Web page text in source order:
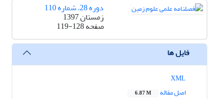
دوره 28، شماره 110
زمستان 1397
صفحه119-128
فایل ها
اصل مقاله
6.87 M